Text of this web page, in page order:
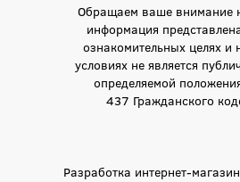
Обращаем ваше внимание
информация
ознакомительных целях и
условиях не является
определяемой
437 Гражданского
Разработка интернет-